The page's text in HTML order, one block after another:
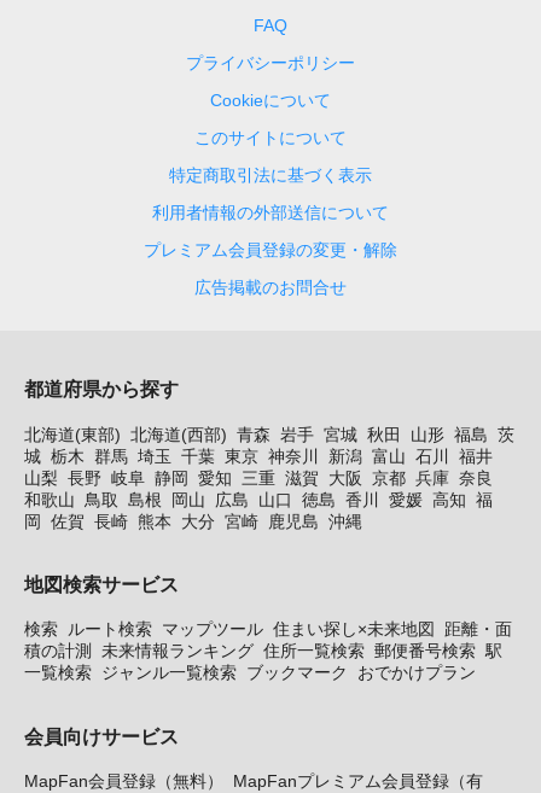
FAQ
プライバシーポリシー
Cookieについて
このサイトについて
特定商取引法に基づく表示
利用者情報の外部送信について
プレミアム会員登録の変更・解除
広告掲載のお問合せ
都道府県から探す
北海道(東部) 北海道(西部) 青森 岩手 宮城 秋田 山形 福島 茨
城 栃木 群馬 埼玉 千葉 東京 神奈川 新潟 富山 石川
福井
山梨 長野 岐阜 静岡 愛知 三重 滋賀 大阪 京都 兵庫 奈良
和歌山
鳥取 島根 岡山 広島 山口 徳島 香川 愛媛 高知 福
岡 佐賀 長崎 熊本 大分 宮崎 鹿児島 沖縄
地図検索サービス
検索 ルート検索 マップツール 住まい探し×未来地図
距離・面
積の計測
未来情報ランキング 住所一覧検索 郵便番号検索 駅
一覧検索 ジャンル一覧検索 ブックマーク おでかけプラン
会員向けサービス
MapFan会員登録（無料）
MapFanプレミアム会員登録（有